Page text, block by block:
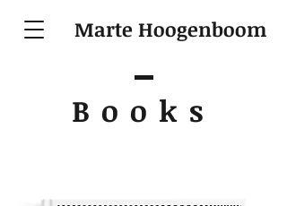
Marte Hoogenboom
Books